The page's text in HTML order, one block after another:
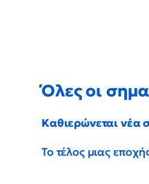
Όλες οι
Καθιερώνεται νέα
Το τέλος μιας